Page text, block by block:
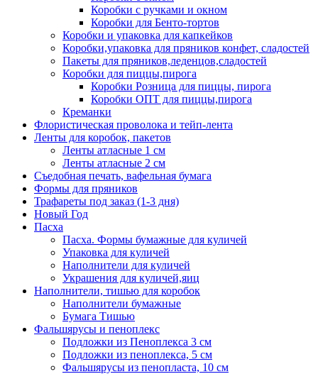
Коробки с ручками и окном
Коробки для Бенто-тортов
Коробки и упаковка для капкейков
Коробки,упаковка для пряников конфет, сладостей
Пакеты для пряников,леденцов,сладостей
Коробки для пиццы,пирога
Коробки Розница для пиццы, пирога
Коробки ОПТ для пиццы,пирога
Креманки
Флористическая проволока и тейп-лента
Ленты для коробок, пакетов
Ленты атласные 1 см
Ленты атласные 2 см
Съедобная печать, вафельная бумага
Формы для пряников
Трафареты под заказ (1-3 дня)
Новый Год
Пасха
Пасха. Формы бумажные для куличей
Упаковка для куличей
Наполнители для куличей
Украшения для куличей,яиц
Наполнители, тишью для коробок
Наполнители бумажные
Бумага Тишью
Фальшярусы и пеноплекс
Подложки из Пеноплекса 3 см
Подложки из пеноплекса, 5 см
Фальшярусы из пенопласта, 10 см